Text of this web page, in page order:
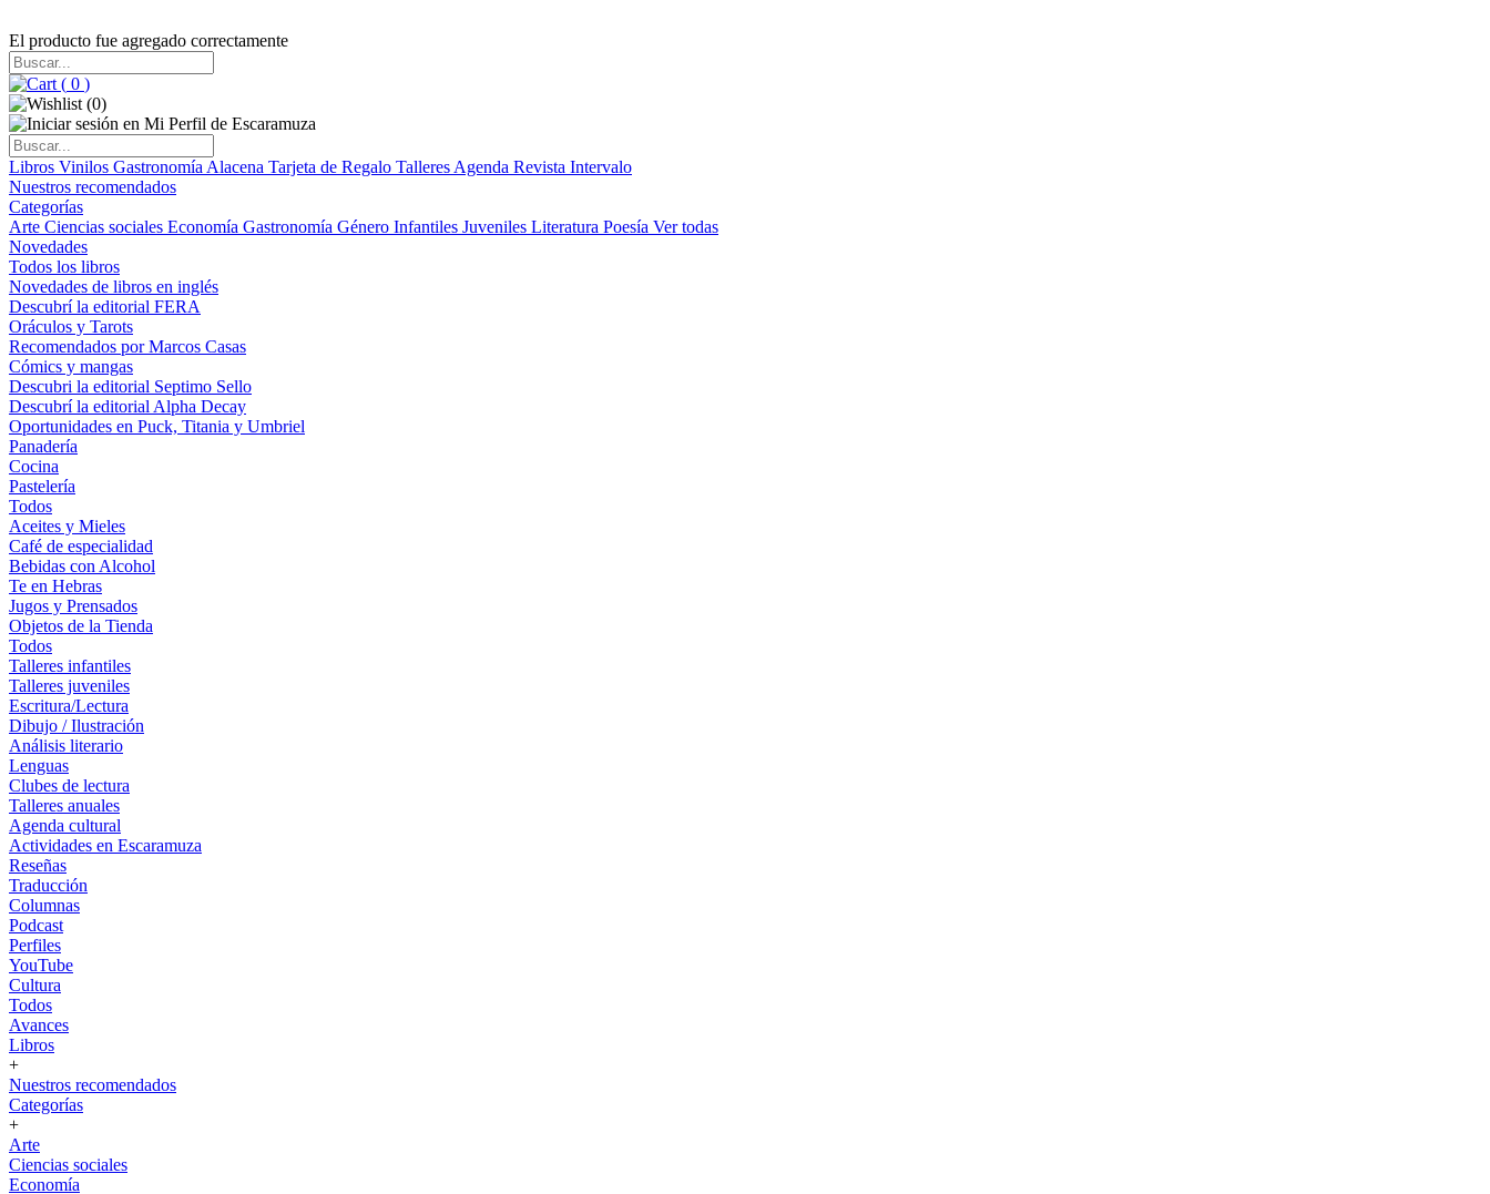
El producto fue agregado correctamente
( 0 )
(0)
Libros Vinilos Gastronomía Alacena Tarjeta de Regalo Talleres Agenda Revista Intervalo
Nuestros recomendados
Categorías
Arte Ciencias sociales Economía Gastronomía Género Infantiles Juveniles Literatura Poesía Ver todas
Novedades
Todos los libros
Novedades de libros en inglés
Descubrí la editorial FERA
Oráculos y Tarots
Recomendados por Marcos Casas
Cómics y mangas
Descubri la editorial Septimo Sello
Descubrí la editorial Alpha Decay
Oportunidades en Puck, Titania y Umbriel
Panadería
Cocina
Pastelería
Todos
Aceites y Mieles
Café de especialidad
Bebidas con Alcohol
Te en Hebras
Jugos y Prensados
Objetos de la Tienda
Todos
Talleres infantiles
Talleres juveniles
Escritura/Lectura
Dibujo / Ilustración
Análisis literario
Lenguas
Clubes de lectura
Talleres anuales
Agenda cultural
Actividades en Escaramuza
Reseñas
Traducción
Columnas
Podcast
Perfiles
YouTube
Cultura
Todos
Avances
Libros
+
Nuestros recomendados
Categorías
+
Arte
Ciencias sociales
Economía